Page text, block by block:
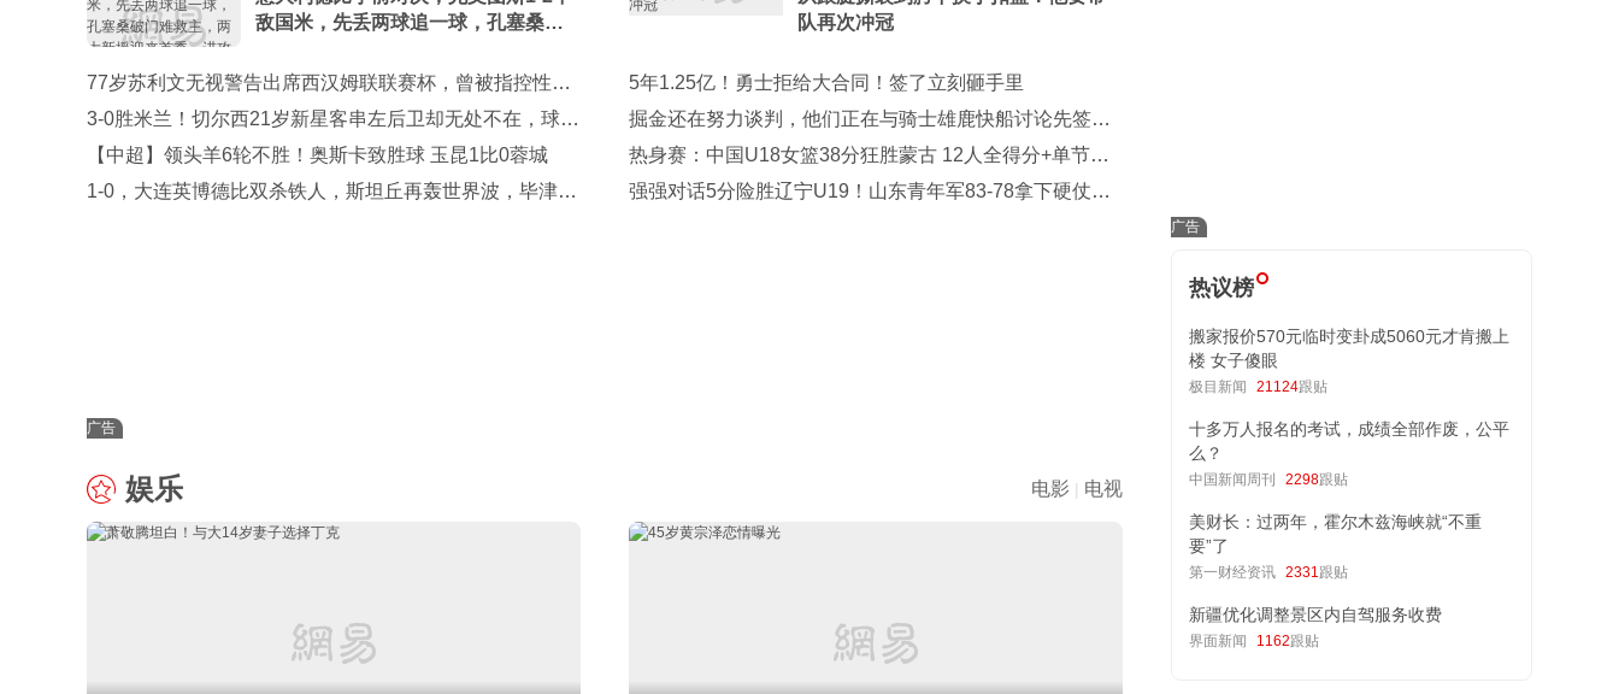
敌国米，先丢两球追一球，孔塞桑破
低效、后防隐患亟待解决
77岁苏利文无视警告出席西汉姆联联赛杯，曾被指控性剥
削
3-0胜米兰！切尔西21岁新星客串左后卫却无处不在，球迷
惊呼：这真是后卫？
【中超】领头羊6轮不胜！奥斯卡致胜球 玉昆1比0蓉城
1-0，大连英博德比双杀铁人，斯坦丘再轰世界波，毕津浩
队再次冲冠
5年1.25亿！勇士拒给大合同！签了立刻砸手里
掘金还在努力谈判，他们正在与骑士雄鹿快船讨论先签后
换交易？
热身赛：中国U18女篮38分狂胜蒙古 12人全得分+单节只
丢5分
强强对话5分险胜辽宁U19！山东青年军83‑78拿下硬仗，
广告
娱乐 电影 | 电视
热议榜
搬家报价570元临时变卦成5060元才肯搬上
楼 女子傻眼
极目新闻 21124跟贴
十多万人报名的考试，成绩全部作废，公平
么？
中国新闻周刊 2298跟贴
美财长：过两年，霍尔木兹海峡就“不重
要”了
第一财经资讯 2331跟贴
新疆优化调整景区内自驾服务收费
界面新闻 1162跟贴